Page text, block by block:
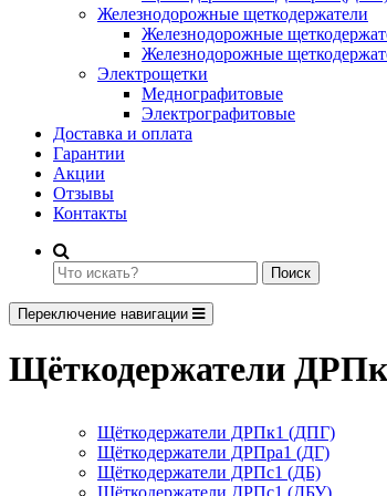
Железнодорожные щеткодержатели
Железнодорожные
Железнодорожные
Электрощетки
Меднографитовые
Электрографитовые
Доставка и оплата
Гарантии
Акции
Отзывы
Контакты
Поиск
Переключение навигации
Щёткодержатели
Щёткодержатели ДРПк1 (ДПГ)
Щёткодержатели ДРПра1 (ДГ)
Щёткодержатели ДРПс1 (ДБ)
Щёткодержатели ДРПс1 (ДБУ)